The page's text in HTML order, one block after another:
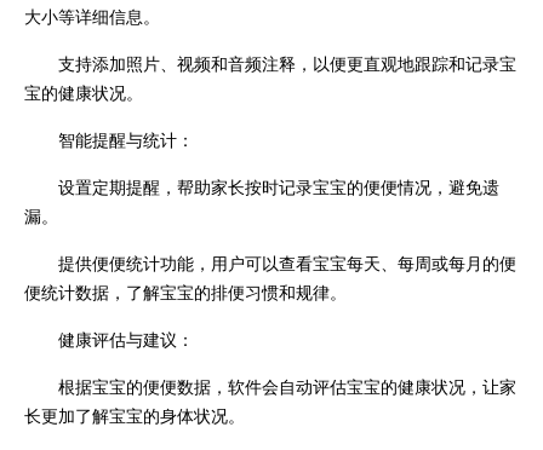
大小等详细信息。
支持添加照片、视频和音频注释，以便更直观地跟踪和记录宝
宝的健康状况。
智能提醒与统计：
设置定期提醒，帮助家长按时记录宝宝的便便情况，避免遗
漏。
提供便便统计功能，用户可以查看宝宝每天、每周或每月的便
便统计数据，了解宝宝的排便习惯和规律。
健康评估与建议：
根据宝宝的便便数据，软件会自动评估宝宝的健康状况，让家
长更加了解宝宝的身体状况。